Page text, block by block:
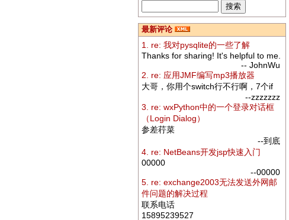
最新评论
1. re: 我对pysqlite的一些了解
Thanks for sharing! It's helpful to me.
-- JohnWu
2. re: 应用JMF编写mp3播放器
大哥，你用个switch行不行啊，7个if
--zzzzzzz
3. re: wxPython中的一个登录对话框
（Login Dialog）
参差荇菜
--到底
4. re: NetBeans开发jsp快速入门
00000
--00000
5. re: exchange2003无法发送外网邮
件问题的解决过程
联系电话
15895239527